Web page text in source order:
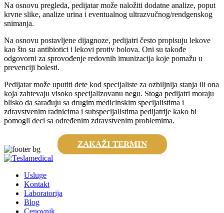
Na osnovu pregleda, pedijatar može naložiti dodatne analize, poput
krvne slike, analize urina i eventualnog ultrazvučnog/rendgenskog
snimanja.
Na osnovu postavljene dijagnoze, pedijatri često propisuju lekove
kao što su antibiotici i lekovi protiv bolova. Oni su takođe
odgovorni za sprovođenje redovnih imunizacija koje pomažu u
prevenciji bolesti.
Pedijatar može uputiti dete kod specijaliste za ozbiljnija stanja ili ona
koja zahtevaju visoko specijalizovanu negu. Stoga pedijatri moraju
blisko da sarađuju sa drugim medicinskim specijalistima i
zdravstvenim radnicima i subspecijalistima pedijatrije kako bi
pomogli deci sa određenim zdravstvenim problemima.
ZAKAŽI TERMIN
Usluge
Kontakt
Laboratorija
Blog
Cenovnik